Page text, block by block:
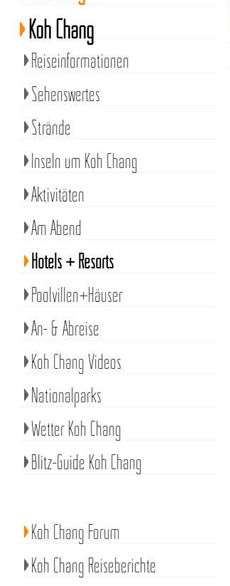
Koh Chang
Reiseinformationen
Sehenswertes
Strände
Inseln um Koh Chang
Aktivitäten
Am Abend
Hotels + Resorts
Poolvillen+Häuser
An- & Abreise
Koh Chang Videos
Nationalparks
Wetter Koh Chang
Blitz-Guide Koh Chang
Koh Chang Forum
Koh Chang Reiseberichte